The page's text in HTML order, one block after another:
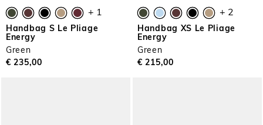
+ 1
Handbag S Le Pliage
Energy
Green
€ 235,00
+ 2
Handbag XS Le Pliage
Energy
Green
€ 215,00